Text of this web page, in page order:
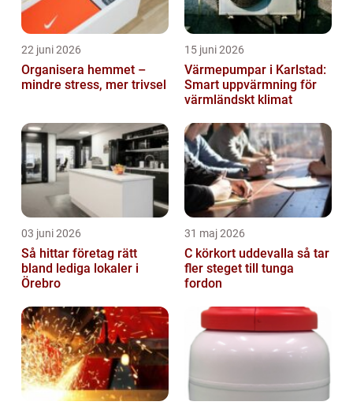
22 juni 2026
Organisera hemmet –
mindre stress, mer trivsel
15 juni 2026
Värmepumpar i Karlstad:
Smart uppvärmning för
värmländskt klimat
03 juni 2026
Så hittar företag rätt
bland lediga lokaler i
Örebro
31 maj 2026
C körkort uddevalla så tar
fler steget till tunga
fordon